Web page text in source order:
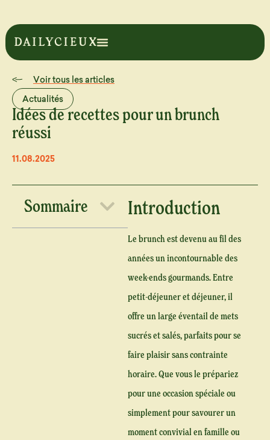
Voir tous les articles
Actualités
Idées de recettes pour un brunch
réussi
11.08.2025
Sommaire Introduction
Le brunch est devenu au fil des
années un incontournable des
week-ends gourmands. Entre
petit-déjeuner et déjeuner, il
offre un large éventail de mets
sucrés et salés, parfaits pour se
faire plaisir sans contrainte
horaire. Que vous le prépariez
pour une occasion spéciale ou
simplement pour savourer un
moment convivial en famille ou